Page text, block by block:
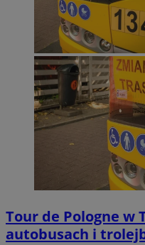
Tour de Pologne w
autobusach i